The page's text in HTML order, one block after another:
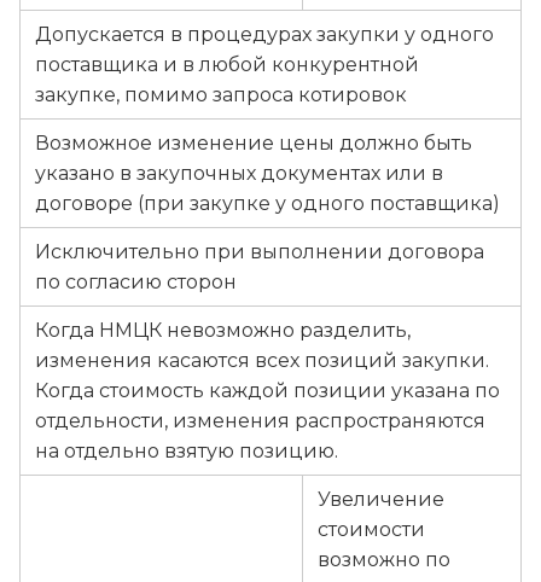
Допускается в процедурах закупки у одного
поставщика и в любой конкурентной
закупке, помимо запроса котировок
Возможное изменение цены должно быть
указано в закупочных документах или в
договоре (при закупке у одного поставщика)
Исключительно при выполнении договора
по согласию сторон
Когда НМЦК невозможно разделить,
изменения касаются всех позиций закупки.
Когда стоимость каждой позиции указана по
отдельности, изменения распространяются
на отдельно взятую позицию.
Увеличение
стоимости
возможно по